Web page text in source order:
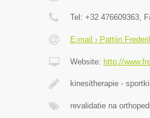
Tel: +32 476609363,
E-mail › Pattijn
Website: http://
kinesitherapie -
revalidatie na